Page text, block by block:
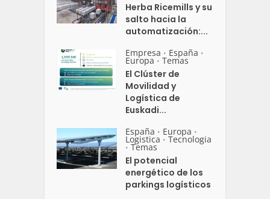
Herba Ricemills y su
salto hacia la
automatización:...
Empresa • España •
Europa • Temas
El Clúster de
Movilidad y
Logística de
Euskadi...
España • Europa •
Logistica • Tecnologia
• Temas
El potencial
energético de los
parkings logísticos